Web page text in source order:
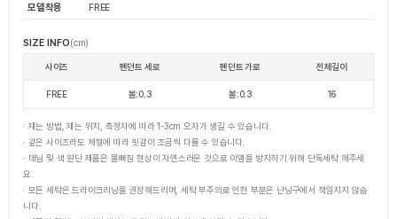
모델착용 FREE
SIZE INFO(cm)
사이즈 펜던트 세로 펜던트 가로 전체길이
FREE 볼:0.3 볼:0.3 16
· 재는 방법, 재는 위치, 측정자에 따라 1-3cm 오차가 생길 수 있습니다.
· 같은 사이즈라도 체형에 따라 핏감이 조금씩 다를 수 있습니다.
· 데님 및 색 원단 제품은 물빠짐 현상이 자연스러운 것으로 이염을 방지하기 위해 단독세탁 해주세
요.
· 모든 세탁은 드라이크리닝을 권장해드리며, 세탁 부주의로 인한 부분은 난닝구에서 책임지지 않습
니다.